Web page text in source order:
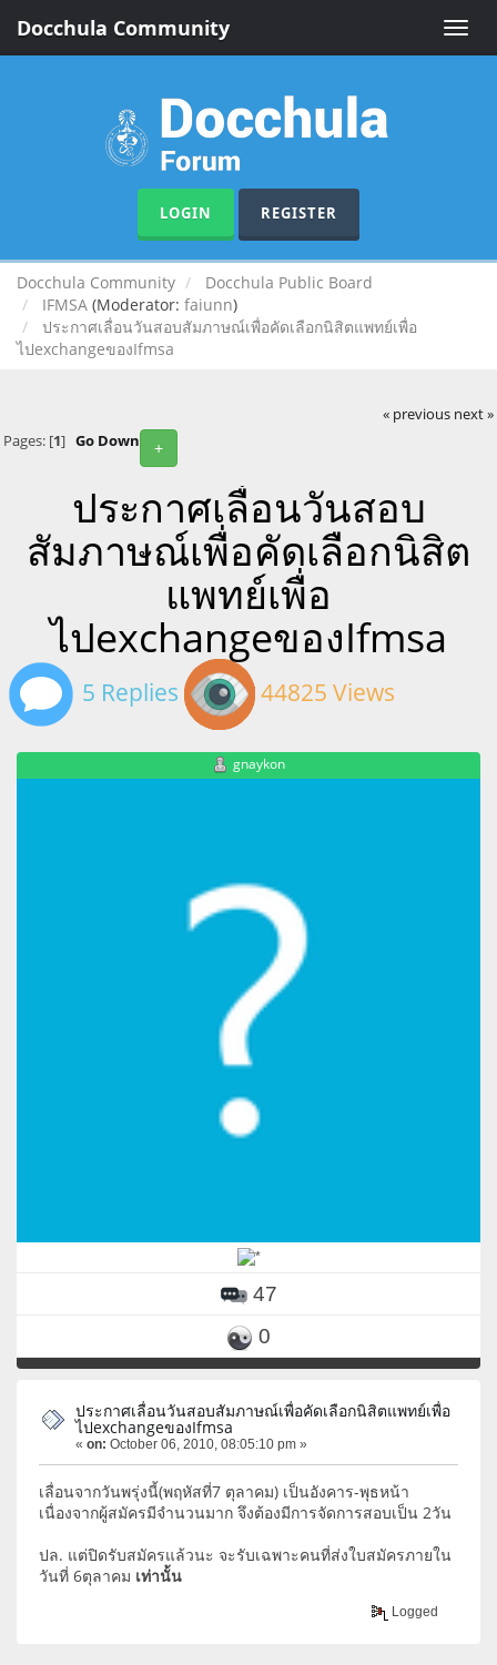
Toggle
Docchula Community
LOGIN REGISTER
Docchula Community
Docchula Public Board
IFMSA (Moderator: faiunn)
ประกาศเลื่อนวันสอบสัมภาษณ์เพื่อคัดเลือกนิสิตแพทย์เพื่อ
ไปexchangeของIfmsa
« previous next »
+
Pages: [1] Go Down
ประกาศเลื่อนวันสอบ
สัมภาษณ์เพื่อคัดเลือกนิสิต
แพทย์เพื่อ
ไปexchangeของIfmsa
5 Replies 44825 Views
gnaykon
47
0
ประกาศเลื่อนวันสอบสัมภาษณ์เพื่อคัดเลือกนิสิตแพทย์เพื่อ
ไปexchangeของIfmsa
« on: October 06, 2010, 08:05:10 pm »
เลื่อนจากวันพรุ่งนี้(พฤหัสที่7 ตุลาคม) เป็นอังคาร-พุธหน้า
เนื่องจากผู้สมัครมีจำนวนมาก จึงต้องมีการจัดการสอบเป็น 2วัน
ปล. แต่ปิดรับสมัครแล้วนะ จะรับเฉพาะคนที่ส่งใบสมัครภายใน
วันที่ 6ตุลาคม เท่านั้น
Logged